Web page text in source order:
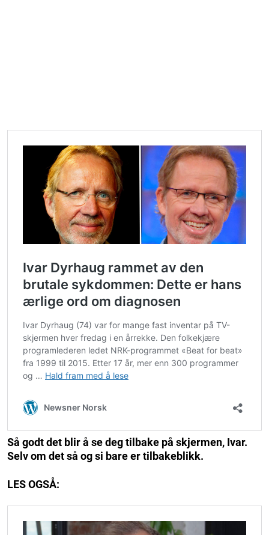
Så godt det blir å se deg tilbake på skjermen, Ivar.
Selv om det så og si bare er tilbakeblikk.
LES OGSÅ: